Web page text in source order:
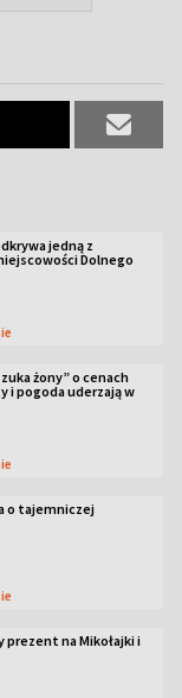
jedną z
Dolnego
żony” o cenach
i pogoda uderzają w
o tajemniczej
prezent na Mikołajki i